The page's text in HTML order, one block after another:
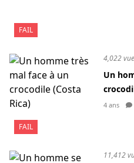
FAIL
FAIL
4,022
Un
4 ans
11,412